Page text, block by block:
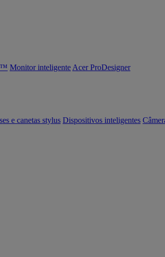
Monitor inteligente Acer ProDesigner
e canetas stylus Dispositivos inteligentes